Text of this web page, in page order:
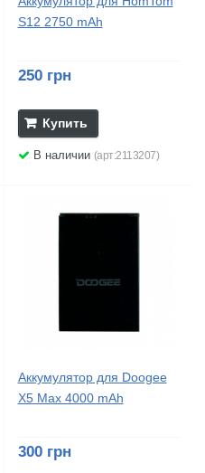
S12 2750 mAh
250 грн
Купить
В наличии (арт:2113207)
Аккумулятор для Doogee
X5 Max 4000 mAh
300 грн